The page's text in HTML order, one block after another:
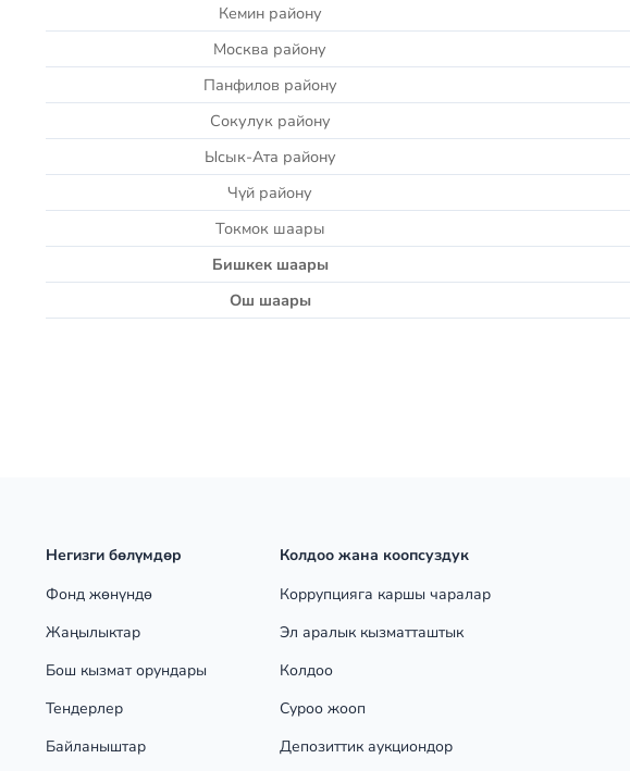
Кемин району
Москва району
Панфилов району
Сокулук району
Ысык-Ата району
Чүй району
Токмок шаары
Бишкекшаары
Ош шаары
Негизги бөлүмдөр
Фонд жөнүндө
Жаңылыктар
Бош кызмат орундары
Тендерлер
Байланыштар
Колдоо жана коопсуздук
Коррупцияга каршы чаралар
Эл аралык кызматташтык
Колдоо
Суроо жооп
Депозиттик аукциондор